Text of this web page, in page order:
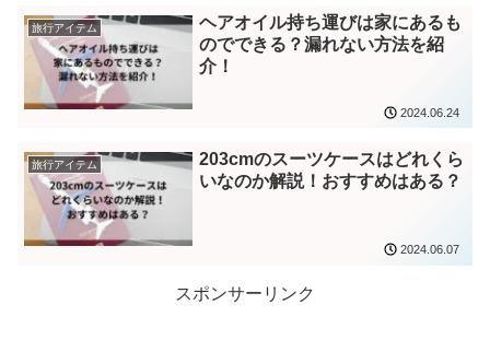
旅行アイテム
ヘアオイル持ち運びは家にあるも
のでできる？漏れない方法を紹
介！
2024.06.24
旅行アイテム
203cmのスーツケースはどれくら
いなのか解説！おすすめはある？
2024.06.07
スポンサーリンク